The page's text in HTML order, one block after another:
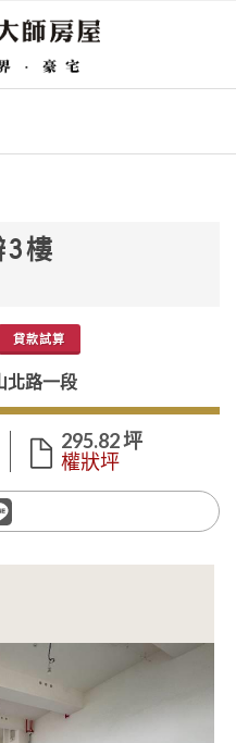
3樓
貸款試算
北路一段
295.82 坪
權狀坪